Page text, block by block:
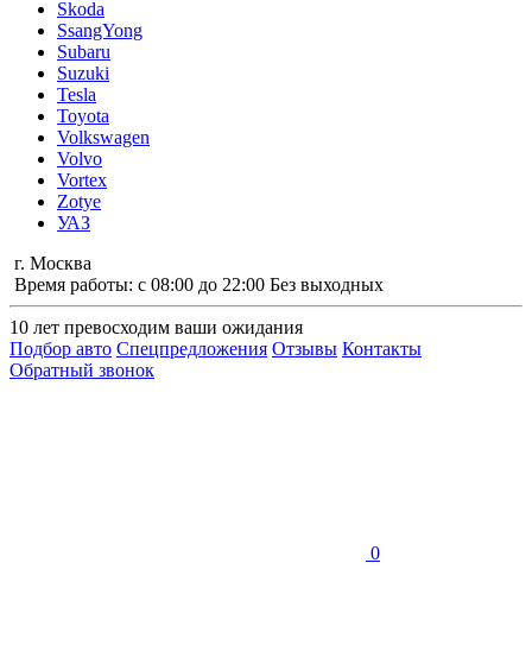
Skoda
SsangYong
Subaru
Suzuki
Tesla
Toyota
Volkswagen
Volvo
Vortex
Zotye
УАЗ
г. Москва
Время работы: с 08:00 до 22:00 Без выходных
10 лет превосходим ваши ожидания
Подбор авто Спецпредложения Отзывы Контакты
Обратный звонок
0